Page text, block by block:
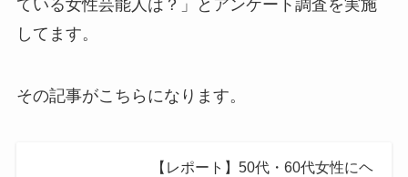
ている女性芸能人は？」とアンケート調査を実施
してます。
その記事がこちらになります。
【レポート】50代・60代女性にヘ